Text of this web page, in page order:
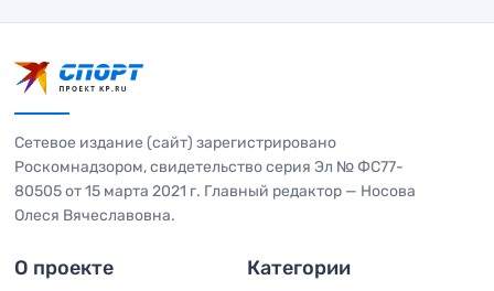
Сетевое издание (сайт) зарегистрировано
Роскомнадзором, свидетельство серия Эл № ФС77-
80505 от 15 марта 2021 г. Главный редактор — Носова
Олеся Вячеславовна.
О проекте Категории